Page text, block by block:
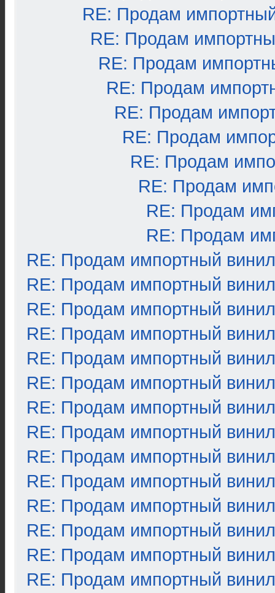
RE: Продам
RE: Продам
RE: Продам
RE: Продам
RE: Продам
RE: Продам
RE: Продам
RE: Продам
RE: Продам
RE: Продам
RE: Продам импортный винил
RE: Продам импортный винил
RE: Продам импортный винил
RE: Продам импортный винил
RE: Продам импортный винил
RE: Продам импортный винил
RE: Продам импортный винил
RE: Продам импортный винил
RE: Продам импортный винил
RE: Продам импортный винил
RE: Продам импортный винил
RE: Продам импортный винил
RE: Продам импортный винил
RE: Продам импортный винил